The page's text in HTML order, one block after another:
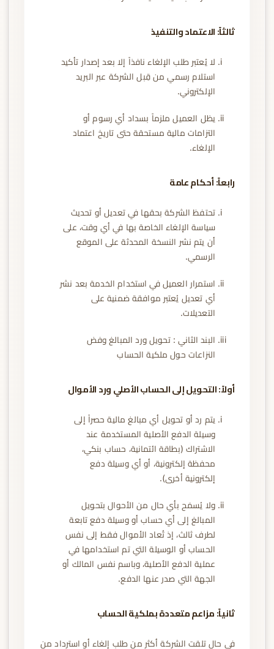
ثالثاً: الاعتماد والتنفيذ
لا يُعتبر طلب الإلغاء نافذاً إلا بعد إصدار تأكيد
استلام رسمي من قِبل الشركة عبر البريد
الإلكتروني.
يظل العميل ملزماً بسداد أي رسوم أو
التزامات مالية مستحقة حتى تاريخ اعتماد
الإلغاء.
رابعاً: أحكام عامة
تحتفظ الشركة بحقها في تعديل أو تحديث
سياسة الإلغاء الخاصة بها في أي وقت، على
أن يتم نشر النسخة المحدثة على الموقع
الرسمي.
استمرار العميل في استخدام الخدمة بعد نشر
أي تعديل يُعتبر موافقة ضمنية على
التعديلات.
البند الثاني : تحويل ورد المبالغ وفض
النزاعات حول ملكية الحساب
أولاً: التحويل إلى الحساب الأصلي ورد الأموال
يتم رد أو تحويل أي مبالغ مالية حصراً إلى
وسيلة الدفع الأصلية المستخدمة عند
الاشتراك (بطاقة ائتمانية، حساب بنكي،
محفظة إلكترونية، أو أي وسيلة دفع
إلكترونية أخرى).
ولا يُسمَح بأي حال من الأحوال بتحويل
المبالغ إلى أي حساب أو وسيلة دفع تابعة
لطرف ثالث، إذ تُعاد الأموال فقط إلى نفس
الحساب أو الوسيلة التي تم استخدامها في
عملية الدفع الأصلية، وباسم نفس المالك أو
الجهة التي صدر عنها الدفع.
ثانياً: مزاعم متعددة بملكية الحساب
في حال تلقت الشركة أكثر من طلب إلغاء أو استرداد من